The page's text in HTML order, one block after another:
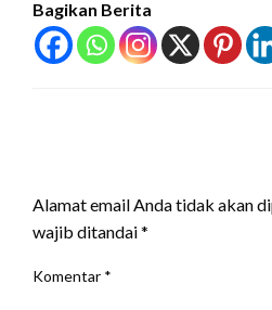
Bagikan Berita
Alamat email Anda tidak akan
wajib ditandai*
Komentar *